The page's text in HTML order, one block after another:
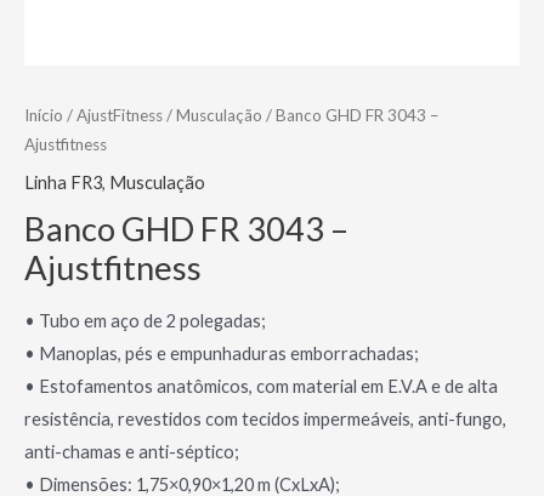
Início /AjustFitness/Musculação / Banco GHD FR 3043 –
Ajustfitness
Linha FR3, Musculação
Banco GHD FR 3043 –
Ajustfitness
• Tubo em aço de 2 polegadas;
• Manoplas, pés e empunhaduras emborrachadas;
• Estofamentos anatômicos, com material em E.V.A e de alta
resistência, revestidos com tecidos impermeáveis, anti-fungo,
anti-chamas e anti-séptico;
• Dimensões: 1,75×0,90×1,20 m (CxLxA);